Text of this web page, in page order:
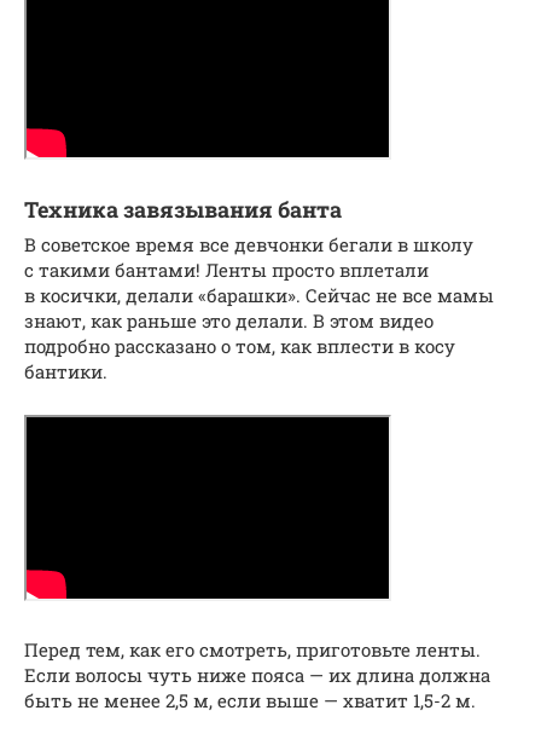
Техника завязывания банта
В советское время все девчонки бегали в школу
с такими бантами! Ленты просто вплетали
в косички, делали «барашки». Сейчас не все мамы
знают, как раньше это делали. В этом видео
подробно рассказано о том, как вплести в косу
бантики.
Перед тем, как его смотреть, приготовьте ленты.
Если волосы чуть ниже пояса — их длина должна
быть не менее 2,5 м, если выше — хватит 1,5-2 м.